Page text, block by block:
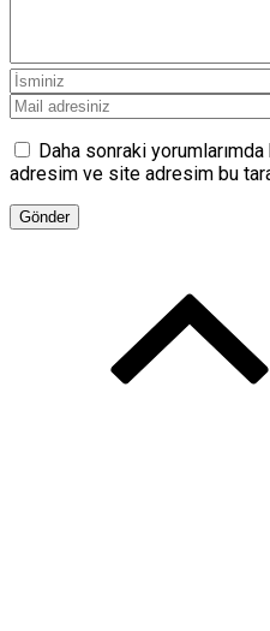
Daha sonraki
adresim ve site adresim bu